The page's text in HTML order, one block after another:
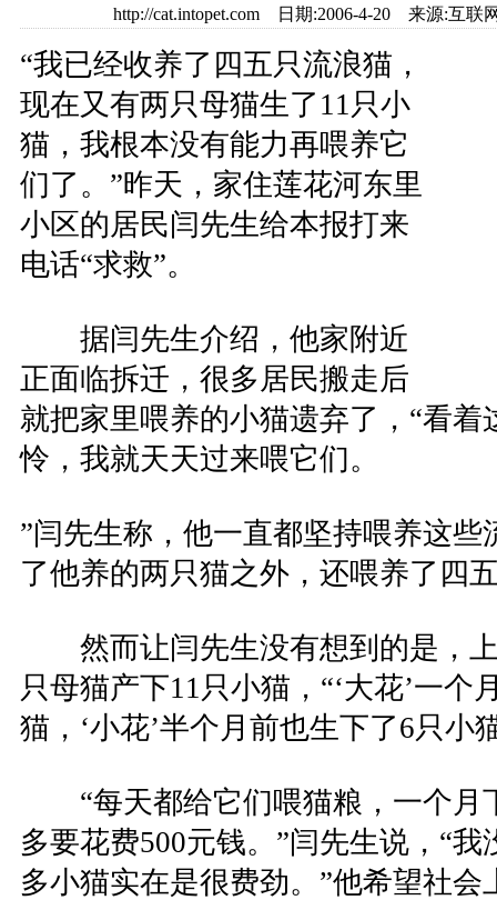
http://cat.intopet.com 日期:2006-4-20 来源:互
“我已经收养了四五只流浪猫，
现在又有两只母猫生了11只小
猫，我根本没有能力再喂养它
们了。”昨天，家住莲花河东里
小区的居民闫先生给本报打来
电话“求救”。
据闫先生介绍，他家附近
正面临拆迁，很多居民搬走后
就把家里喂养的小猫遗弃了，“看着
怜，我就天天过来喂它们。
”闫先生称，他一直都坚持喂养这些
了他养的两只猫之外，还喂养了四
然而让闫先生没有想到的是，上
只母猫产下11只小猫，“‘大花’一个
猫，‘小花’半个月前也生下了6只小
“每天都给它们喂猫粮，一个月
多要花费500元钱。”闫先生说，“
多小猫实在是很费劲。”他希望社会